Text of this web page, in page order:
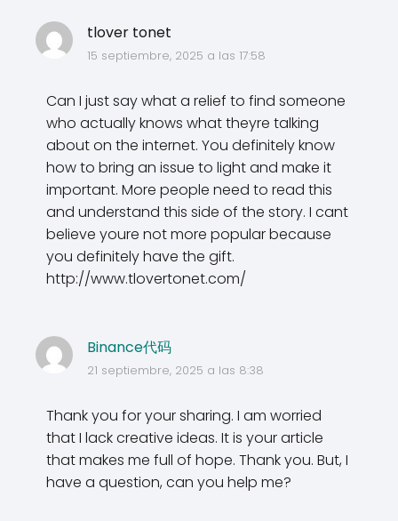
tlover tonet
15 septiembre, 2025 a las 17:58
Can I just say what a relief to find someone
who actually knows what theyre talking
about on the internet. You definitely know
how to bring an issue to light and make it
important. More people need to read this
and understand this side of the story. I cant
believe youre not more popular because
you definitely have the gift.
http://www.tlovertonet.com/
Binance代码
21 septiembre, 2025 a las 8:38
Thank you for your sharing. I am worried
that I lack creative ideas. It is your article
that makes me full of hope. Thank you. But, I
have a question, can you help me?